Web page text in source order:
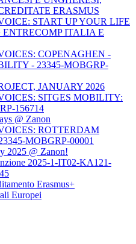
ERASMUS
START UP YOUR LIFE
ENTRECOMP ITALIA E
COPENAGHEN -
- 23345-MOBGRP-
JANUARY 2026
SITGES MOBILITY:
156714
@ Zanon
ROTTERDAM
MOBGRP-00001
2025 @ Zanon!
2025-1-IT02-KA121-
Erasmus+
Europei